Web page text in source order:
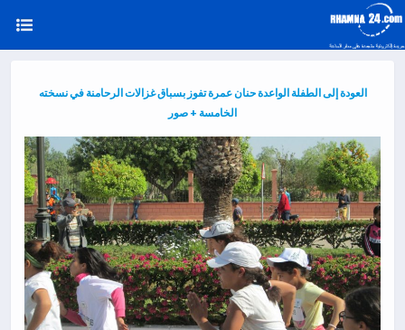
العودة إلى الطفلة الواعدة حنان عمرة تفوز بسباق غزالات الرحامنة في نسخته
الخامسة + صور